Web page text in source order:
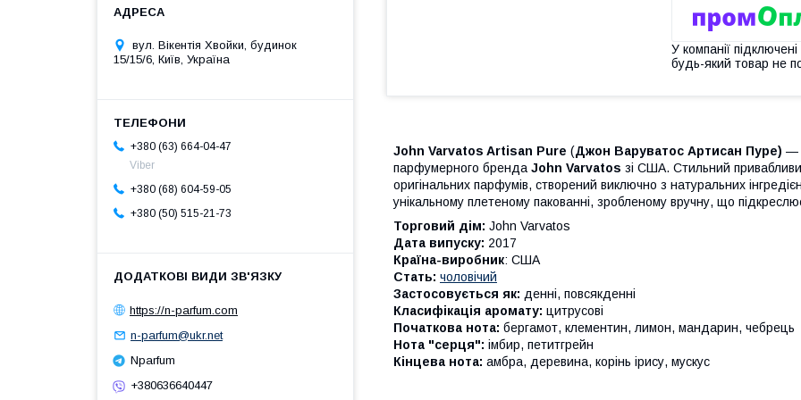
У компанії
будь-який товар не
John Varvatos Artisan Pure (Джон Варуватос Артисан Пуре) —
парфумерного брендаJohn Varvatos зі США. Стильний
оригінальних парфумів, створений виключно з натуральних
унікальному плетеному пакованні, зробленому вручну, що
Торговий дім: John Varvatos
Дата випуску: 2017
Країна-виробник: США
Стать: чоловічий
Застосовується як: денні, повсякденні
Класифікація аромату: цитрусові
Початкова нота: бергамот, клементин, лимон, мандарин, чебрець
Нота "серця": імбир, петитгрейн
Кінцева нота: амбра, деревина, корінь ірису, мускус
вул. Вікентія Хвойки, будинок
15/15/6, Київ, Україна
+380 (63) 664-04-47
Viber
+380 (68) 604-59-05
+380 (50) 515-21-73
https://n-parfum.com
n-parfum@ukr.net
Nparfum
+380636640447